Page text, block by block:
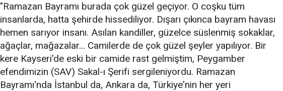
"Ramazan Bayramı burada çok güzel geçiyor. O coşku tüm
insanlarda, hatta şehirde hissediliyor. Dışarı çıkınca bayram havası
hemen sarıyor insanı. Asılan kandiller, güzelce süslenmiş sokaklar,
ağaçlar, mağazalar... Camilerde de çok güzel şeyler yapılıyor. Bir
kere Kayseri'de eski bir camide rast gelmiştim, Peygamber
efendimizin (SAV) Sakal-ı Şerifi sergileniyordu. Ramazan
Bayramı'nda İstanbul da, Ankara da, Türkiye'nin her yeri